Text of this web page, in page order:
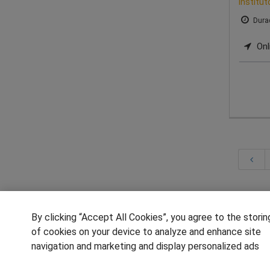
Los Masters y Cursos en ciencias de la
ya que sus profesionales cuentan con
universidades ofrecen grados y
By clicking “Accept All Cookies”, you agree to the
of cookies on your device to analyze and enhance site
navigation and marketing and display personalized ads